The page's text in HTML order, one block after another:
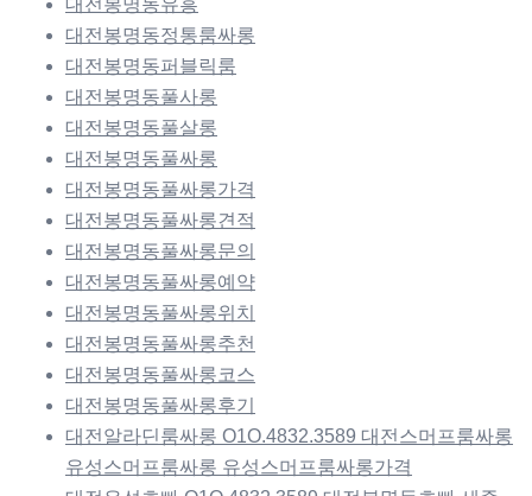
대전봉명동정통룸싸롱
대전봉명동퍼블릭룸
대전봉명동풀사롱
대전봉명동풀살롱
대전봉명동풀싸롱
대전봉명동풀싸롱가격
대전봉명동풀싸롱견적
대전봉명동풀싸롱문의
대전봉명동풀싸롱예약
대전봉명동풀싸롱위치
대전봉명동풀싸롱추천
대전봉명동풀싸롱코스
대전봉명동풀싸롱후기
대전알라딘룸싸롱 O1O.4832.3589 대전스머프룸싸롱
유성스머프룸싸롱 유성스머프룸싸롱가격